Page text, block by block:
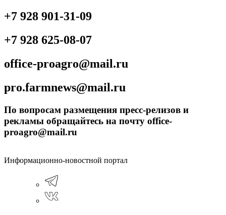
+7 928 901-31-09
+7 928 625-08-07
office-proagro@mail.ru
pro.farmnews@mail.ru
По вопросам размещения пресс-релизов и
рекламы обращайтесь на почту office-
proagro@mail.ru
Информационно-новостной портал